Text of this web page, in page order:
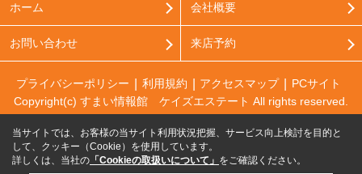
ホーム 会社概要
お問い合わせ 来店予約
プライバシーポリシー 利用規約 アクセスマップ
PCサイト
Copyright(c) すまい情報館 ケイズエステート All rights reserved.
当サイトでは、お客様の当サイト利用状況把握、サービス向上検討を目的と
して、クッキー（Cookie）を使用しています。
詳しくは、当社の 「Cookieの取扱いについて」 をご確認ください。